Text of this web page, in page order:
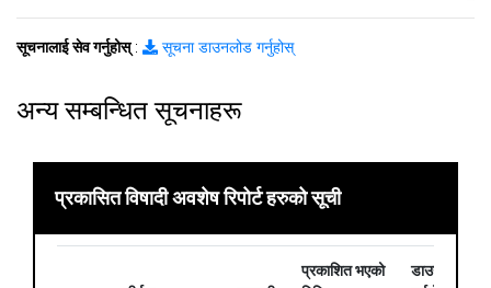
सूचनालाई सेव गर्नुहोस्: सूचना डाउनलोड गर्नुहोस्
अन्य सम्बन्धित सूचनाहरू
प्रकासित विषादी अवशेष रिपोर्ट हरुको सूची
प्रकाशित भएको
डाउनलोड